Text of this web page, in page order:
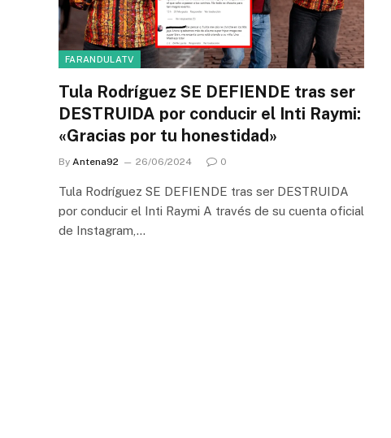
FARANDULATV
Tula Rodríguez SE DEFIENDE tras ser
DESTRUIDA por conducir el Inti Raymi:
«Gracias por tu honestidad»
By Antena92 26/06/2024 0
Tula Rodríguez SE DEFIENDE tras ser DESTRUIDA
por conducir el Inti Raymi A través de su cuenta oficial
de Instagram,…